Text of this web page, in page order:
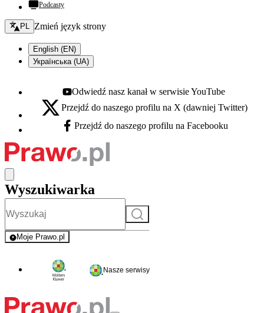
Podcasty
Zmień język - bieżący:
PL Zmień język strony
English (EN)
Українська (UA)
Youtube - otwiera się w nowej karcie
Odwiedź nasz kanał w serwisie YouTube
X - otwiera się w nowej karcie
Przejdź do naszego profilu na X (dawniej Twitter)
Facebook - otwiera się w nowej karcie
Przejdź do naszego profilu na Facebooku
Wyszukiwarka
Szukaj
Moje Prawo.pl
- rejestracja i logowanie do serwisu
Nasze serwisy